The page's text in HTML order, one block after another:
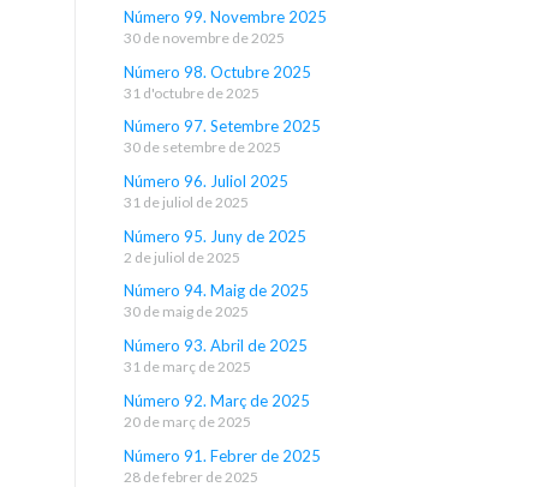
Número 99. Novembre 2025
30 de novembre de 2025
Número 98. Octubre 2025
31 d'octubre de 2025
Número 97. Setembre 2025
30 de setembre de 2025
Número 96. Juliol 2025
31 de juliol de 2025
Número 95. Juny de 2025
2 de juliol de 2025
Número 94. Maig de 2025
30 de maig de 2025
Número 93. Abril de 2025
31 de març de 2025
Número 92. Març de 2025
20 de març de 2025
Número 91. Febrer de 2025
28 de febrer de 2025